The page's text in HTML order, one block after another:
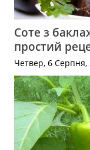
Соте з
простий
Четвер, 6 Серпня,